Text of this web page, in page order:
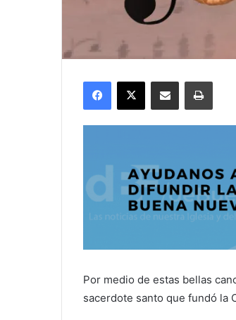
Facebook
X Compartir por correo electrónico
Por medio de estas bellas
sacerdote santo que fundó la